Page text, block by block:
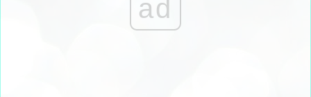
ad